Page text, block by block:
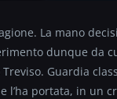
La mano
dunque da
Guardia
l’ha portata, in un